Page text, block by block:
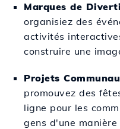
Marques de
organisiez des
activités
construire une
Projets
promouvez des
ligne pour les
gens d'une